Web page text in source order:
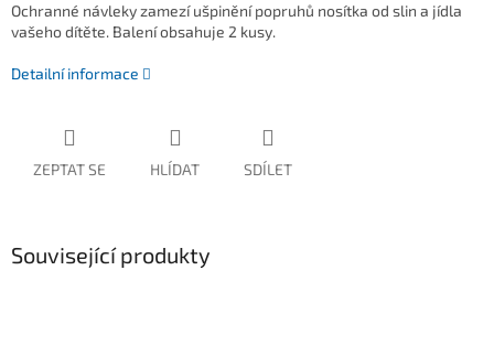
Ochranné návleky zamezí ušpinění popruhů nosítka od slin a jídla
vašeho dítěte. Balení obsahuje 2 kusy.
Detailní informace
ZEPTAT SE HLÍDAT SDÍLET
Související produkty